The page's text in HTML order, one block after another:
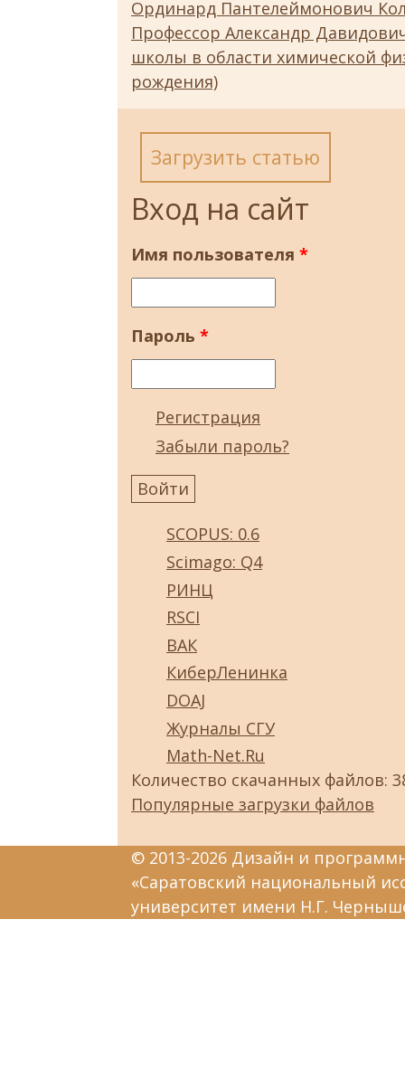
Ординард Пантелеймонович
Профессор Александр
школы в области химической
рождения)
Загрузить статью
Вход на сайт
Имя пользователя *
Пароль *
Регистрация
Забыли пароль?
SCOPUS: 0.6
Scimago: Q4
РИНЦ
RSCI
ВАК
КиберЛенинка
DOAJ
Журналы СГУ
Math-Net.Ru
Количество скачанных файлов:
Популярные загрузки файлов
© 2013-2026 Дизайн и
«Саратовский национальный
университет имени Н.Г.